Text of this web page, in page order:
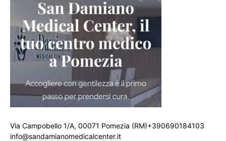
Via Campobello 1/A, 00071 Pomezia (RM)+390690184103
info@sandamianomedicalcenter.it